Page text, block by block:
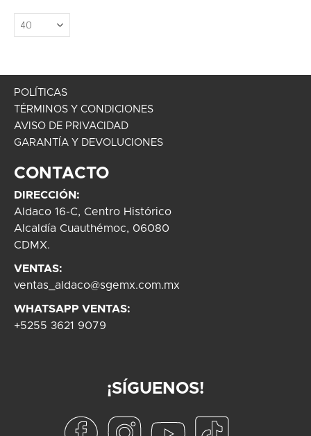
POLÍTICAS
TÉRMINOS Y CONDICIONES
AVISO DE PRIVACIDAD
GARANTÍA Y DEVOLUCIONES
CONTACTO
DIRECCIÓN:
Aldaco 16-C, Centro Histórico
Alcaldía Cuauthémoc, 06080
CDMX.
VENTAS:
ventas_aldaco@sgemx.com.mx
WHATSAPP VENTAS:
+5255 3621 9079
¡SÍGUENOS!